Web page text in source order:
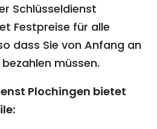
Schlüsseldienst
Festpreise für alle
dass Sie von Anfang an
müssen.
Plochingen bietet